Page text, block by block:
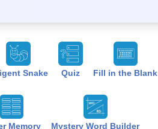
Snake Quiz Fill in the Blank
Memory Mystery Word Builder